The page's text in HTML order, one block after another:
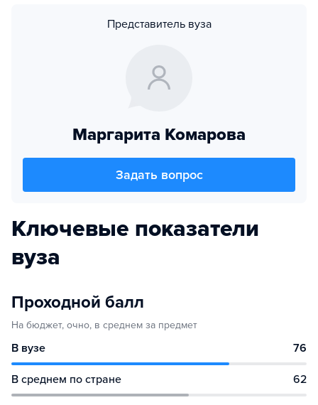
Представитель вуза
Маргарита Комарова
Задать вопрос
Ключевые показатели
вуза
Проходной балл
На бюджет, очно, в среднем за предмет
В вузе 76
В среднем по стране 62